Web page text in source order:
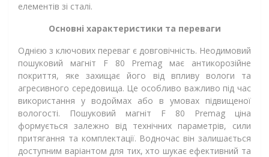
елементів зі сталі.
Основні характеристики та переваги
Однією з ключових переваг є довговічність. Неодимовий
пошуковий магніт F 80 Premag має антикорозійне
покриття, яке захищає його від впливу вологи та
агресивного середовища. Це особливо важливо під час
використання у водоймах або в умовах підвищеної
вологості. Пошуковий магніт F 80 Premag ціна
формується залежно від технічних параметрів, сили
притягання та комплектації. Водночас він залишається
доступним варіантом для тих, хто шукає ефективний та